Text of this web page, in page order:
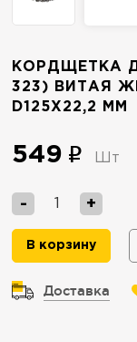
КОРДЩЕТКА
323) ВИТАЯ
D125X22,2 ММ
549 Шт
- +
В корзину
Доставка